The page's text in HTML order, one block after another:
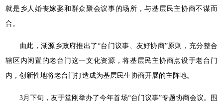
就是乡人婚丧嫁娶和群众聚会议事的场所，与基层民主协商不谋而
合。
由此，湖源乡政府推出了“台门议事、友好协商”原则，充分整合
辖区内闲置的老台门这一文化资源，将基层民主协商点设于老台门
内，创新性地将老台门打造成为基层民生协商开展的主阵地。
3月下旬，友于堂刚举办了今年首场“台门议事”专题协商会议。围